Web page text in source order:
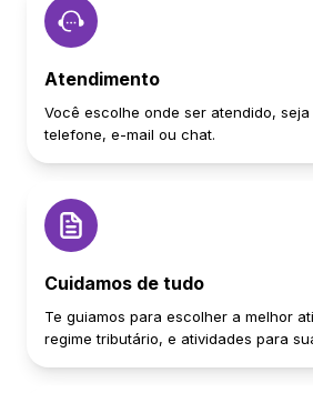
Atendimento
Você escolhe onde ser atendido,
telefone, e-mail ou chat.
Cuidamos de tudo
Te guiamos para escolher a melhor
regime tributário, e atividades para